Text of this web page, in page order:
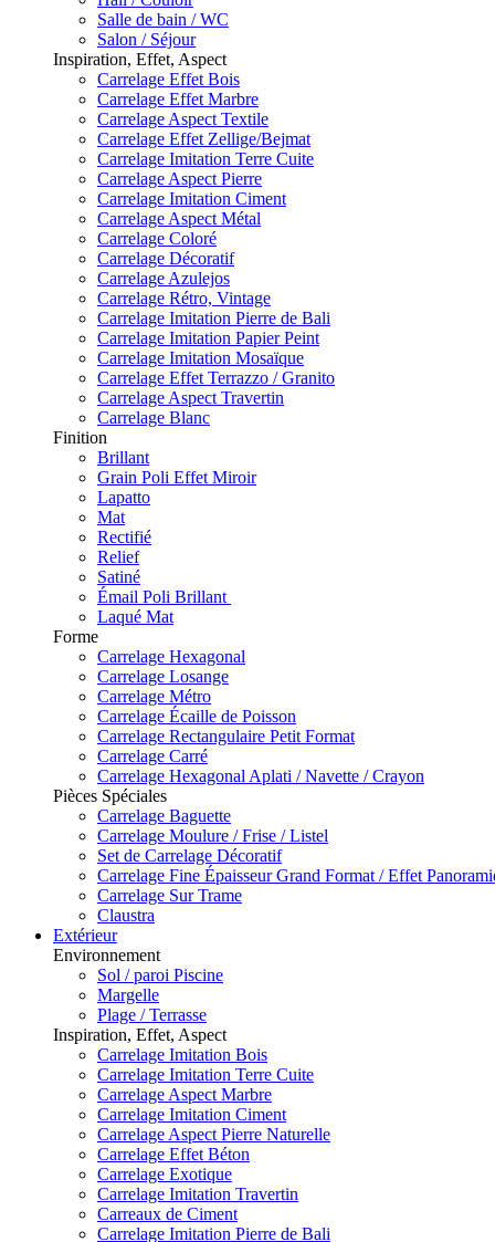
Salle de bain / WC
Salon / Séjour
Inspiration, Effet, Aspect
Carrelage Effet Bois
Carrelage Effet Marbre
Carrelage Aspect Textile
Carrelage Effet Zellige/Bejmat
Carrelage Imitation Terre Cuite
Carrelage Aspect Pierre
Carrelage Imitation Ciment
Carrelage Aspect Métal
Carrelage Coloré
Carrelage Décoratif
Carrelage Azulejos
Carrelage Rétro, Vintage
Carrelage Imitation Pierre de Bali
Carrelage Imitation Papier Peint
Carrelage Imitation Mosaïque
Carrelage Effet Terrazzo / Granito
Carrelage Aspect Travertin
Carrelage Blanc
Finition
Brillant
Grain Poli Effet Miroir
Lapatto
Mat
Rectifié
Relief
Satiné
Émail Poli Brillant
Laqué Mat
Forme
Carrelage Hexagonal
Carrelage Losange
Carrelage Métro
Carrelage Écaille de Poisson
Carrelage Rectangulaire Petit Format
Carrelage Carré
Carrelage Hexagonal Aplati / Navette / Crayon
Pièces Spéciales
Carrelage Baguette
Carrelage Moulure / Frise / Listel
Set de Carrelage Décoratif
Carrelage Fine Épaisseur Grand Format / Effet
Carrelage Sur Trame
Claustra
Extérieur
Environnement
Sol / paroi Piscine
Margelle
Plage / Terrasse
Inspiration, Effet, Aspect
Carrelage Imitation Bois
Carrelage Imitation Terre Cuite
Carrelage Aspect Marbre
Carrelage Imitation Ciment
Carrelage Aspect Pierre Naturelle
Carrelage Effet Béton
Carrelage Exotique
Carrelage Imitation Travertin
Carreaux de Ciment
Carrelage Imitation Pierre de Bali